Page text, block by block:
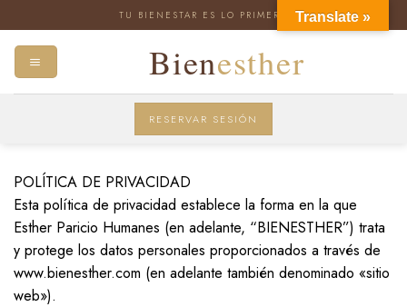
to
content
TU BIENESTAR ES LO PRIMERO
RESERVAR SESIÓN
POLÍTICA DE PRIVACIDAD
Esta política de privacidad establece la forma en la que
Esther Paricio Humanes (en adelante, “BIENESTHER”) trata
y protege los datos personales proporcionados a través de
www.bienesther.com (en adelante también denominado «sitio
web»).
Translate »